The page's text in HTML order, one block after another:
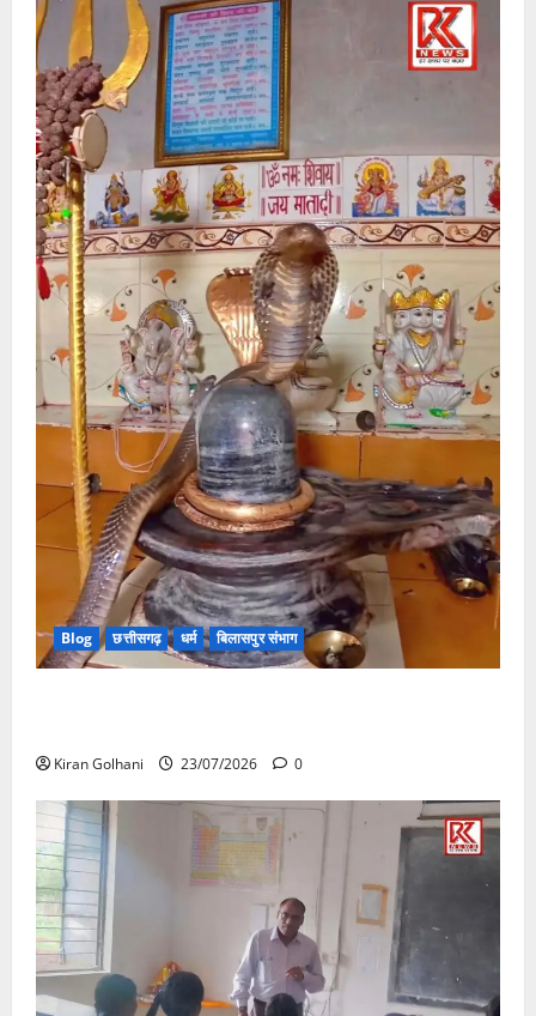
Blog छत्तीसगढ़ धर्म बिलासपुर संभाग
Kiran Golhani 23/07/2026 0